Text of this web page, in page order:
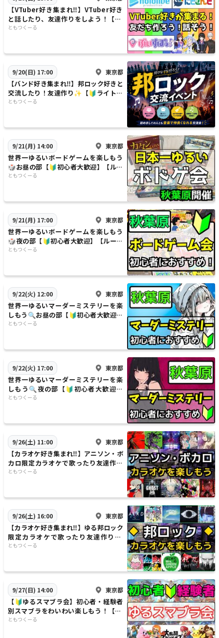
【VTuber好き集まれ‼️】VTuber好き
と話したり、友達作りをしよう！【🔰
ライト向け】【20代30代】
ともつくーる
9/20(日) 17:00 東京都
【バンド好き集まれ‼️】邦ロック好きと
交流したり！友達作り✨【🔰ライト向
け】【初心者大歓迎✨】
ともつくーる
9/21(月) 14:00 東京都
世界一ゆるいボードゲームを楽しもう
🎲お昼の部【🔰初心者大歓迎】【ルー
ル説明あり⭐️】【友達作り！】
ともつくーる
9/21(月) 17:00 東京都
世界一ゆるいボードゲームを楽しもう
🎲夜の部【🔰初心者大歓迎】【ルール
説明あり⭐️】【友達作り！】
ともつくーる
9/22(火) 12:00 東京都
世界一ゆるいマーダーミステリーを楽
しもう🔍お昼の部【🔰初心者大歓迎】
【ルール説明あり⭐️】【友達作り！】
ともつくーる
9/22(火) 17:00 東京都
世界一ゆるいマーダーミステリーを楽
しもう🔍夜の部【🔰初心者大歓迎】
【ルール説明あり⭐️】【友達作り！】
ともつくーる
9/26(土) 11:00 東京都
【カラオケ好き集まれ‼️】アニソン・ボ
カロ限定カラオケで歌ったり友達作り
✨【20代30代】【新規大歓迎🎤】
ともつくーる
9/26(土) 16:00 東京都
【カラオケ好き集まれ‼️】ゆる邦ロック
限定カラオケで歌ったり友達作り✨
【20代30代】【新規大歓迎🎤】
ともつくーる
9/27(日) 14:00 東京都
【🔰ゆるスマブラ会】初心者・経験者
別スマブラをわいわい楽しもう！【🔰
初心者大歓迎】
ともつくーる